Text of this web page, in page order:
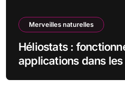
Merveilles naturelles
Héliostats :
applications dans